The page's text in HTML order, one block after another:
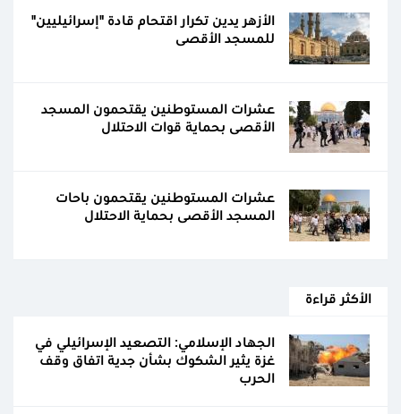
الأزهر يدين تكرار اقتحام قادة "إسرائيليين"
للمسجد الأقصى
عشرات المستوطنين يقتحمون المسجد
الأقصى بحماية قوات الاحتلال
عشرات المستوطنين يقتحمون باحات
المسجد الأقصى بحماية الاحتلال
الأكثر قراءة
الجهاد الإسلامي: التصعيد الإسرائيلي في
غزة يثير الشكوك بشأن جدية اتفاق وقف
الحرب